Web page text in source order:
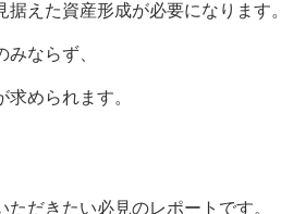
えた資産形成が必要になります。
ならず、
められます。
だきたい必見のレポートです。